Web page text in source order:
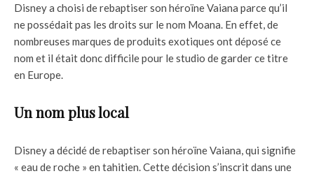
Disney a choisi de rebaptiser son héroïne Vaiana parce qu’il
ne possédait pas les droits sur le nom Moana. En effet, de
nombreuses marques de produits exotiques ont déposé ce
nom et il était donc difficile pour le studio de garder ce titre
en Europe.
Un nom plus local
Disney a décidé de rebaptiser son héroïne Vaiana, qui signifie
« eau de roche » en tahitien. Cette décision s’inscrit dans une